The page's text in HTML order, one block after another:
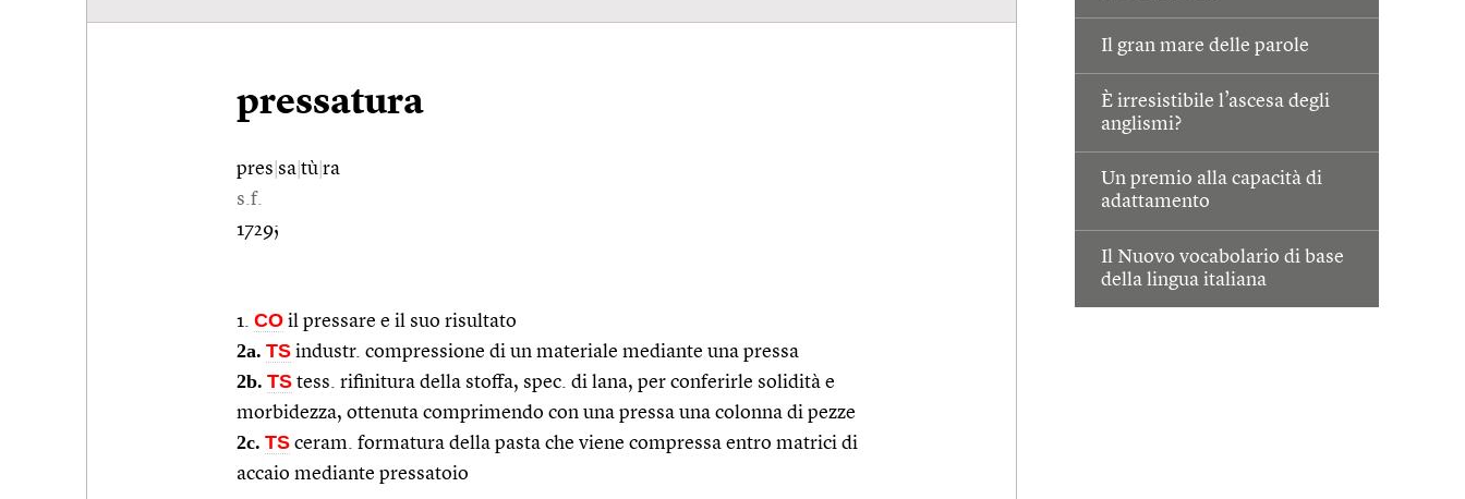
Il gran mare delle parole
È irresistibile l’ascesa degli
anglismi?
Un premio alla capacità di
adattamento
Il Nuovo vocabolario di base
della lingua italiana
pressatura
pres sa tù ra
s.f.
1729;
1. CO il pressare e il suo risultato
2a. TS industr. compressione di un materiale mediante una pressa
2b. TS tess. rifinitura della stoffa, spec. di lana, per conferirle solidità e
morbidezza, ottenuta comprimendo con una pressa una colonna di pezze
2c. TS ceram. formatura della pasta che viene compressa entro matrici di
accaio mediante pressatoio